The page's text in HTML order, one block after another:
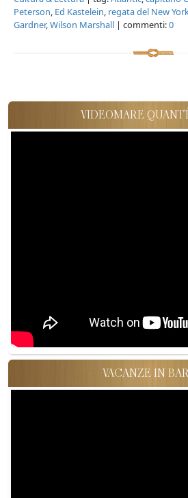
Peterson, Ed Kastelein, regata del New
Gardner,Wilson Marshall | commenti:0
VIDEOMARE
VACANZE IN